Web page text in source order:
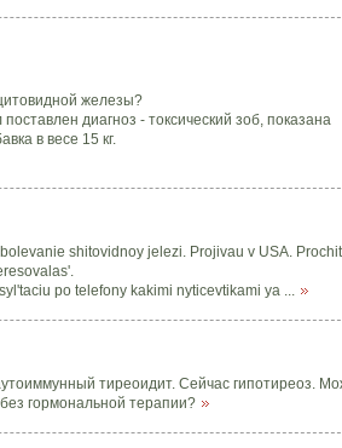
железы?
диагноз - токсический зоб, показана
в весе 15 кг.
shitovidnoy jelezi. Projivau v USA.
po telefony kakimi nyticevtikami ya ...
тиреоидит. Сейчас гипотиреоз.
гормональной терапии?